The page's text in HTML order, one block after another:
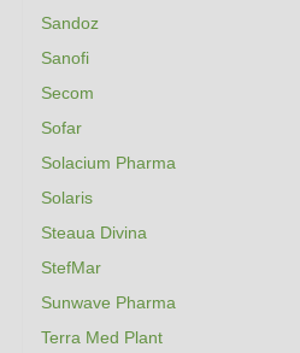
Sandoz
Sanofi
Secom
Sofar
Solacium Pharma
Solaris
Steaua Divina
StefMar
Sunwave Pharma
Terra Med Plant